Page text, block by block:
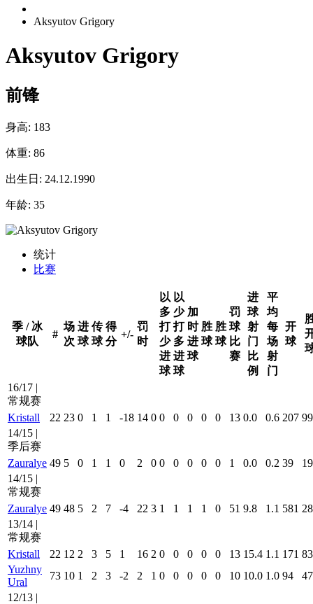
Aksyutov Grigory
Aksyutov Grigory
前锋
身高: 183
体重: 86
出生日: 24.12.1990
年龄: 35
统计
比赛
季 / 冰
球队
#
场
次
进
球
传
球
得
分
+/-
罚
时
以
多
打
少
进
球
以
少
打
多
进
球
加
时
进
球
胜
球
胜
球
罚
球
比
赛
进
球
射
门
比
例
平
均
每
场
射
门
开
球
16/17 |
常规赛
Kristall
22 23 0 1 1 -18 14 0 0 0 0 0 0 13 0.0 0.6 207 99
14/15 |
季后赛
Zauralye 49 5 0 1 1 0 2 0 0 0 0 0 0 1 0.0 0.2 39
19
14/15 |
常规赛
Zauralye 49 48 5 2 7 -4 22 3 1 1 1 1 0 51 9.8 1.1 581
13/14 |
常规赛
Kristall
22 12 2 3 5 1 16 2 0 0 0 0 0 13 15.4 1.1 171 83
Yuzhny
Ural
73 10 1 2 3 -2 2 1 0 0 0 0 0 10 10.0 1.0 94
47
12/13 |